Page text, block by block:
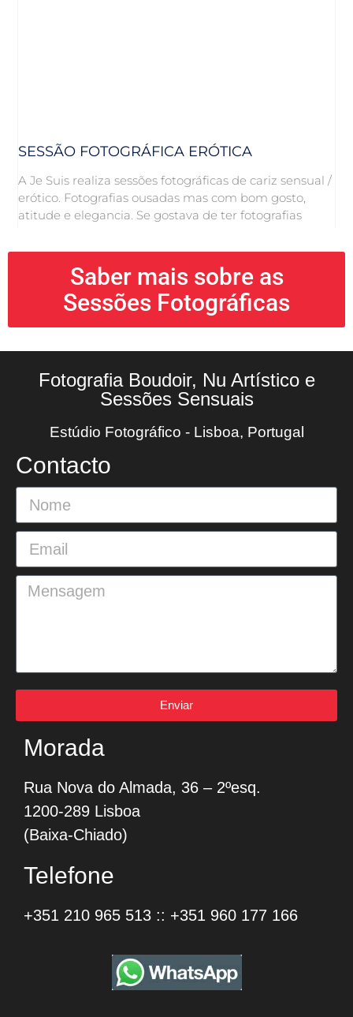
SESSÃO FOTOGRÁFICA ERÓTICA
A Je Suis realiza sessões fotográficas de cariz sensual /
erótico. Fotografias ousadas mas com bom gosto,
atitude e elegancia. Se gostava de ter fotografias
Saber mais sobre as
Sessões Fotográficas
Fotografia Boudoir, Nu Artístico e
Sessões Sensuais
Estúdio Fotográfico - Lisboa, Portugal
Morada
Rua Nova do Almada, 36 – 2ºesq.
1200-289 Lisboa
(Baixa-Chiado)
Telefone
+351 210 965 513 :: +351 960 177 166
Contacto
Enviar